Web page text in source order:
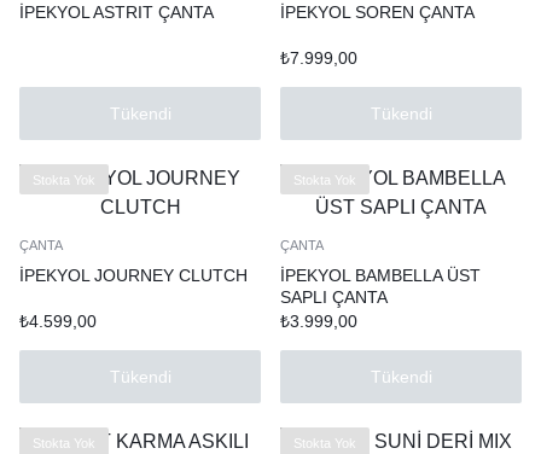
İPEKYOL ASTRIT ÇANTA
Tükendi
İPEKYOL SOREN ÇANTA
₺7.999,00
Tükendi
Stokta Yok
ÇANTA
İPEKYOL JOURNEY CLUTCH
₺4.599,00
Tükendi
Stokta Yok
ÇANTA
İPEKYOL BAMBELLA ÜST
SAPLI ÇANTA
₺3.999,00
Tükendi
Stokta Yok Stokta Yok